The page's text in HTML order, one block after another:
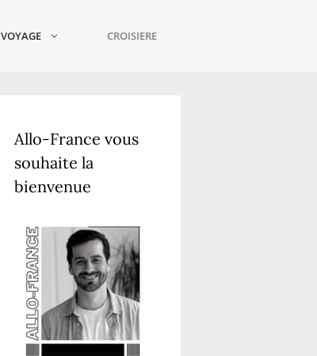
VOYAGE CROISIERE
Allo-France vous
souhaite la
bienvenue